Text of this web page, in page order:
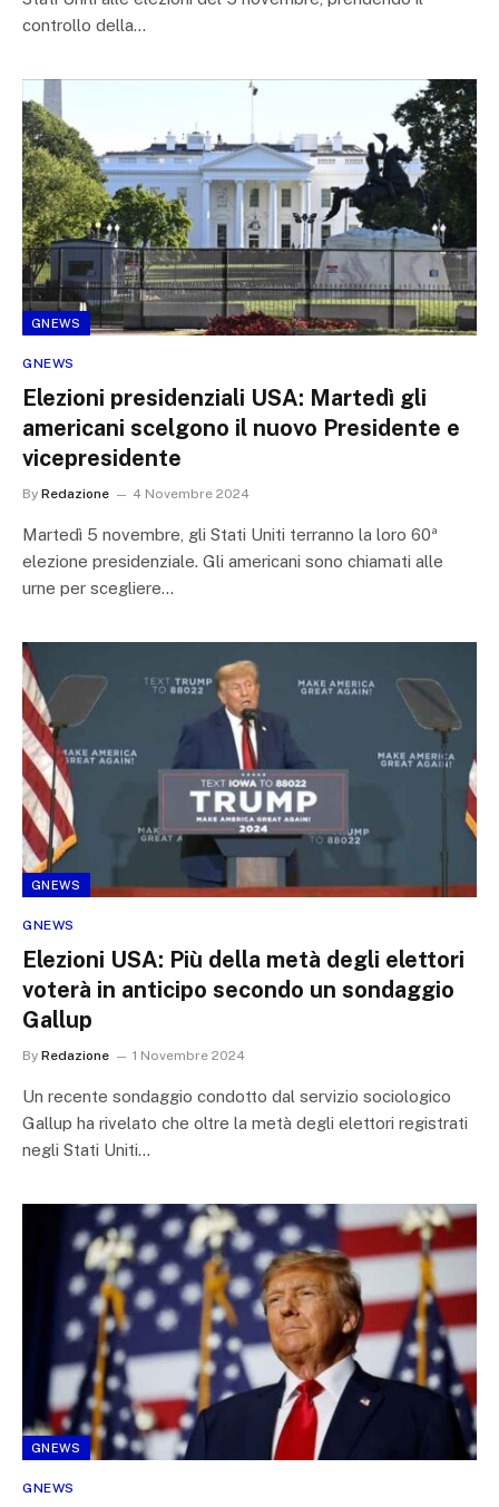
controllo della…
GNEWS
GNEWS
Elezioni presidenziali USA: Martedì gli
americani scelgono il nuovo Presidente e
vicepresidente
By Redazione 4 Novembre 2024
Martedì 5 novembre, gli Stati Uniti terranno la loro 60ª
elezione presidenziale. Gli americani sono chiamati alle
urne per scegliere…
GNEWS
GNEWS
Elezioni USA: Più della metà degli elettori
voterà in anticipo secondo un sondaggio
Gallup
By Redazione 1 Novembre 2024
Un recente sondaggio condotto dal servizio sociologico
Gallup ha rivelato che oltre la metà degli elettori registrati
negli Stati Uniti…
GNEWS
GNEWS